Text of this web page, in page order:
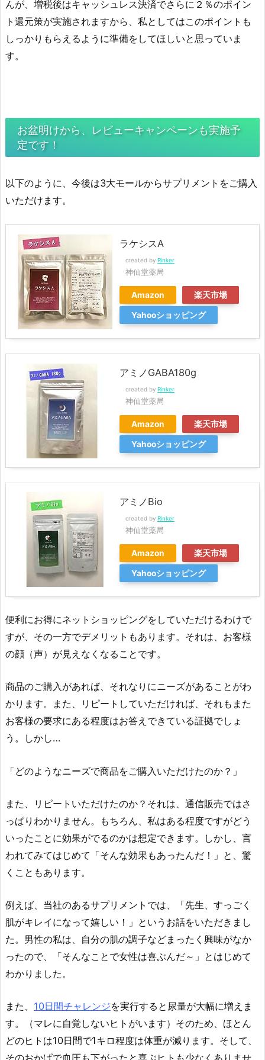
んが、増税後はキャッシュレス決済でさらに２％のポイン
ト還元策が実施されますから、私としてはこのポイントも
しっかりもらえるように準備をしてほしいと思っていま
す。
お盆明けから、レビューキャンペーンも実施予
定です！
以下のように、今後は3大モールからサプリメントをご購入
いただけます。
ラケシスA
created by Rinker
神仙堂薬局
Amazon 楽天市場
Yahooショッピング
アミノGABA180g
created by Rinker
神仙堂薬局
Amazon 楽天市場
Yahooショッピング
アミノBio
created by Rinker
神仙堂薬局
Amazon 楽天市場
Yahooショッピング
便利にお得にネットショッピングをしていただけるわけで
すが、その一方でデメリットもあります。それは、お客様
の顔（声）が見えなくなることです。
商品のご購入があれば、それなりにニーズがあることがわ
かります。また、リピートしていただければ、それもまた
お客様の要求にある程度はお答えできている証拠でしょ
う。しかし…
「どのようなニーズで商品をご購入いただけたのか？」
また、リピートいただけたのか？それは、通信販売ではさ
っぱりわかりません。もちろん、私はある程度ですがどう
いったことに効果がでるのかは想定できます。しかし、言
われてみてはじめて「そんな効果もあったんだ！」と、驚
くこともあります。
例えば、当社のあるサプリメントでは、「先生、すっごく
肌がキレイになって嬉しい！」というお話をいただきまし
た。男性の私は、自分の肌の調子などまったく興味がなか
ったので、「そんなことで女性は喜ぶんだ～」とはじめて
わかりました。
また、 10日間チャレンジを実行すると尿量が大幅に増えま
す。（マレに自覚しないヒトがいます）そのため、ほとん
どのヒトは10日間で1キロ程度は体重が減ります。そして、